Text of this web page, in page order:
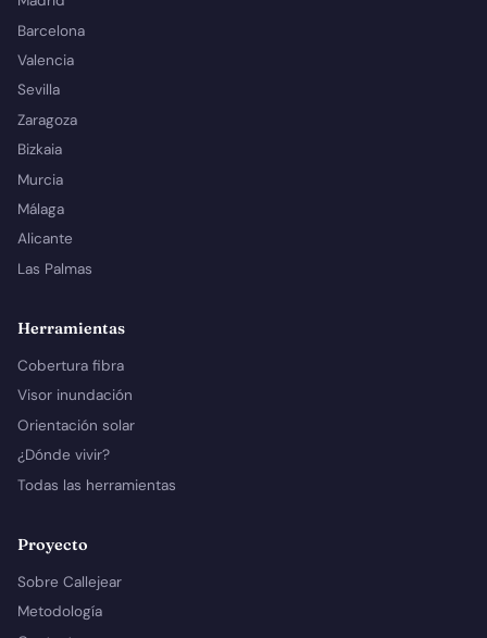
Barcelona
Valencia
Sevilla
Zaragoza
Bizkaia
Murcia
Málaga
Alicante
Las Palmas
Herramientas
Cobertura fibra
Visor inundación
Orientación solar
¿Dónde vivir?
Todas las herramientas
Proyecto
Sobre Callejear
Metodología